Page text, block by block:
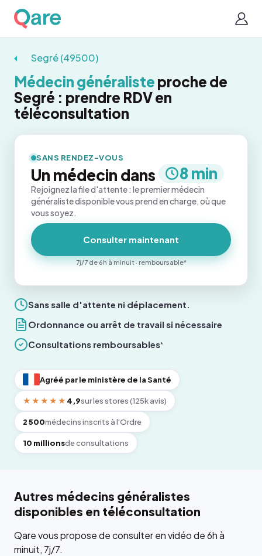
Segré (49500)
Médecin généraliste proche de
Segré : prendre RDV en
téléconsultation
Sans salle d'attente ni déplacement.
Ordonnance ou arrêt de travail si nécessaire
Consultations remboursables*
Agréé par le ministère de la Santé
★★★★★ 4,9sur les stores (125k avis)
2 500médecins inscrits à l'Ordre
10 millionsde consultations
SANS RENDEZ-VOUS
Un médecin dans 8 min
Rejoignez la file d'attente : le premier médecin
généraliste disponible vous prend en charge, où que
vous soyez.
Consulter maintenant
7j/7 de 6h à minuit · remboursable*
Autres médecins généralistes
disponibles en téléconsultation
Qare vous propose de consulter en vidéo de 6h à
minuit, 7j/7.